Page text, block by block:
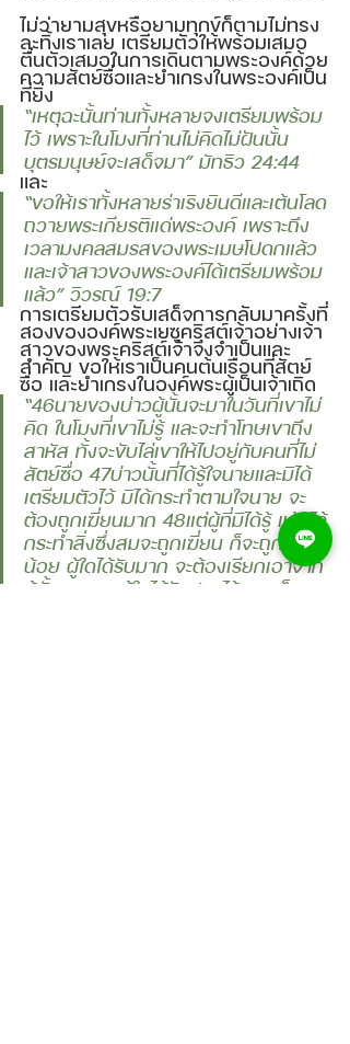
ไม่ว่ายามสุขหรือยามทุกข์ก็ตามไม่ทรง
ละทิ้งเราเลย เตรียมตัวให้พร้อมเสมอ
ตื่นตัวเสมอในการเดินตามพระองค์ด้วย
ความสัตย์ซื่อและยำเกรงในพระองค์เป็น
ที่ยิ่ง
“เหตุฉะนั้นท่านทั้งหลายจงเตรียมพร้อม
ไว้ เพราะในโมงที่ท่านไม่คิดไม่ฝันนั้น
บุตรมนุษย์จะเสด็จมา” มัทธิว 24:44
และ
“ขอให้เราทั้งหลายร่าเริงยินดีและเต้นโลด
ถวายพระเกียรติแด่พระองค์ เพราะถึง
เวลามงคลสมรสของพระเมษโปดกแล้ว
และเจ้าสาวของพระองค์ได้เตรียมพร้อม
แล้ว” วิวรณ์ 19:7
การเตรียมตัวรับเสด็จการกลับมาครั้งที่
สองขององค์พระเยซูคริสต์เจ้าอย่างเจ้า
สาวของพระคริสต์เจ้าจึงจำเป็นและ
สำคัญ ขอให้เราเป็นคนต้นเรือนที่สัตย์
ซื่อ และยำเกรงในองค์พระผู้เป็นเจ้าเถิด
“46นายของบ่าวผู้นั้นจะมาในวันที่เขาไม่
คิด ในโมงที่เขาไม่รู้ และจะทำโทษเขาถึง
สาหัส ทั้งจะขับไล่เขาให้ไปอยู่กับคนที่ไม่
สัตย์ซื่อ 47บ่าวนั้นที่ได้รู้ใจนายและมิได้
เตรียมตัวไว้ มิได้กระทำตามใจนาย จะ
ต้องถูกเฆี่ยนมาก 48แต่ผู้ที่มิได้รู้ แล้วได้
กระทำสิ่งซึ่งสมจะถูกเฆี่ยน ก็จะถูกเฆี่ยน
น้อย ผู้ใดได้รับมาก จะต้องเรียกเอาจาก
ผู้นั้นมากและผู้ใดได้รับฝากไว้มาก ก็จะ